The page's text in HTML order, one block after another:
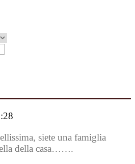
siete una famiglia
della casa…….